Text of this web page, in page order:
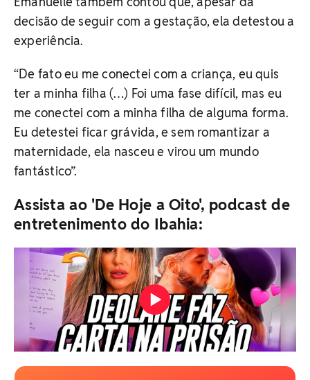
decisão de seguir com a gestação, ela detestou a
experiência.
“De fato eu me conectei com a criança, eu quis
ter a minha filha (…) Foi uma fase difícil, mas eu
me conectei com a minha filha de alguma forma.
Eu detestei ficar grávida, e sem romantizar a
maternidade, ela nasceu e virou um mundo
fantástico”.
Assista ao 'De Hoje a Oito', podcast de
entretenimento do Ibahia: